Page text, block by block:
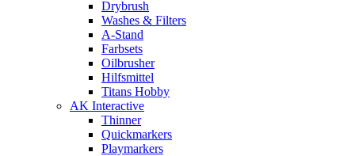
Drybrush
Washes & Filters
A-Stand
Farbsets
Oilbrusher
Hilfsmittel
Titans Hobby
AK Interactive
Thinner
Quickmarkers
Playmarkers